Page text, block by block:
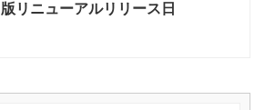
版リニューアルリリース日